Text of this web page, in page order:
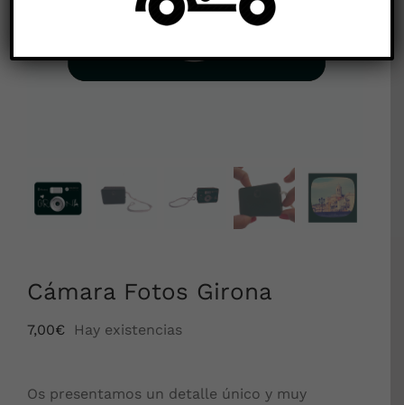
Cámara Fotos Girona
7,00€ Hay existencias
Os presentamos un detalle único y muy